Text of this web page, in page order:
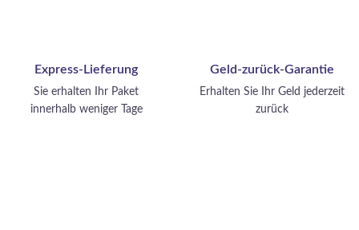
unterstreichen.
unterstreichen.
Express-Lieferung
Sie erhalten Ihr Paket
innerhalb weniger Tage
Geld-zurück-Garantie
Erhalten Sie Ihr Geld jederzeit
zurück